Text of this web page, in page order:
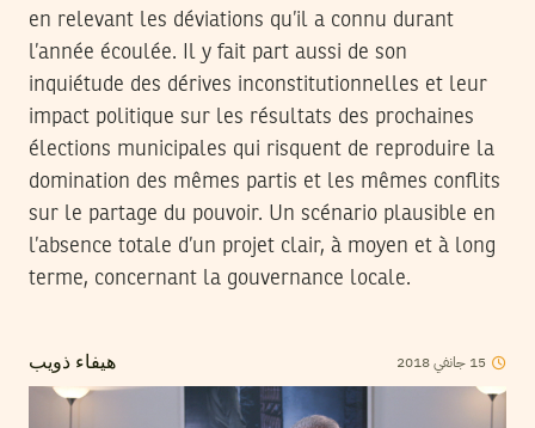
en relevant les déviations qu’il a connu durant
l’année écoulée. Il y fait part aussi de son
inquiétude des dérives inconstitutionnelles et leur
impact politique sur les résultats des prochaines
élections municipales qui risquent de reproduire la
domination des mêmes partis et les mêmes conflits
sur le partage du pouvoir. Un scénario plausible en
l’absence totale d’un projet clair, à moyen et à long
terme, concernant la gouvernance locale.
هيفاء ذويب 15 جانفي2018